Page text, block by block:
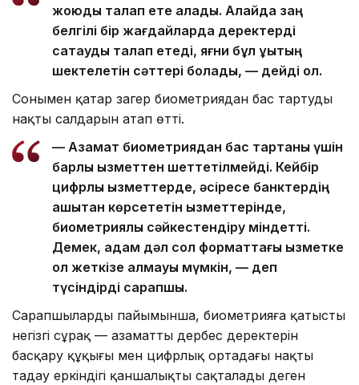
жоюды талап ете алады. Алайда заң
белгілі бір жағдайларда деректерді
сақтауды талап етеді, яғни бұл құқықтың
шектелетін сәттері болады, — дейді ол.
Сонымен қатар заңгер биометриядан бас тартудың
нақты салдарын атап өтті.
— Азамат биометриядан бас тартқаны үшін
барлық қызметтен шеттетілмейді. Кейбір
цифрлық қызметтерде, әсіресе банктердің
қашықтан көрсететін қызметтерінде,
биометриялық сәйкестендіру міндетті.
Демек, адам дәл сол форматтағы қызметке
қол жеткізе алмауы мүмкін, — деп
түсіндірді сарапшы.
Сарапшылардың пайымынша, биометрияға қатысты
негізгі сұрақ — азаматтың дербес деректерін
басқару құқығы мен цифрлық ортадағы нақты
таңдау еркіндігі қаншалықты сақталады деген